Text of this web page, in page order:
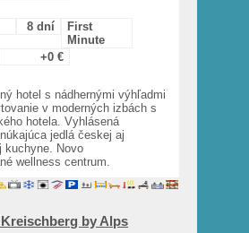
8 dní
First
Minute
+0 €
hotel s nádhernými výhľadmi
v moderných izbách s
hotela. Vyhlásená
jedlá českej aj
kuchyne. Novo
wellness centrum.
by Alps